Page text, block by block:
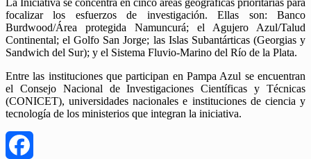
focalizar los esfuerzos de investigación. Ellas son: Banco
Burdwood/Área protegida Namuncurá; el Agujero Azul/Talud
Continental; el Golfo San Jorge; las Islas Subantárticas (Georgias y
Sandwich del Sur); y el Sistema Fluvio-Marino del Río de la Plata.
Entre las instituciones que participan en Pampa Azul se encuentran
el Consejo Nacional de Investigaciones Científicas y Técnicas
(CONICET), universidades nacionales e instituciones de ciencia y
tecnología de los ministerios que integran la iniciativa.